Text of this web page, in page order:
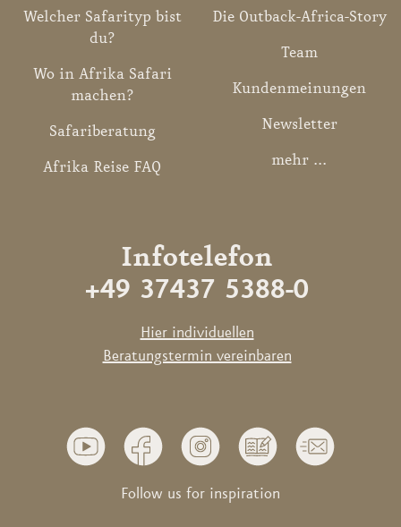
Welcher Safarityp bist
du?
Wo in Afrika Safari
machen?
Safariberatung
Afrika Reise FAQ
Die Outback-Africa-Story
Team
Kundenmeinungen
Newsletter
mehr ...
Infotelefon
+49 37437 5388-0
Hier individuellen
Beratungstermin vereinbaren
Follow us for inspiration